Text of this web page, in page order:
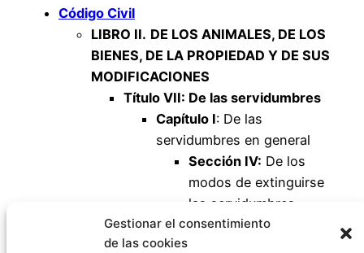
Gestionar el consentimiento
de las cookies
Código Civil
LIBRO II. DE LOS ANIMALES, DE LOS
BIENES, DE LA PROPIEDAD Y DE SUS
MODIFICACIONES
Título VII: De las servidumbres
Capítulo I: De las
servidumbres en general
Sección IV: De los
modos de extinguirse
las servidumbres
Artículo 546